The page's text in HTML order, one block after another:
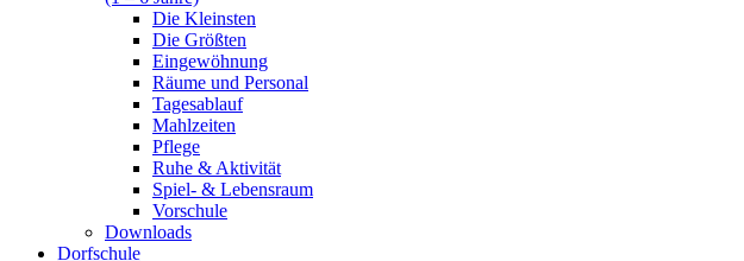
Die Kleinsten
Die Größten
Eingewöhnung
Räume und Personal
Tagesablauf
Mahlzeiten
Pflege
Ruhe & Aktivität
Spiel- & Lebensraum
Vorschule
Downloads
Dorfschule